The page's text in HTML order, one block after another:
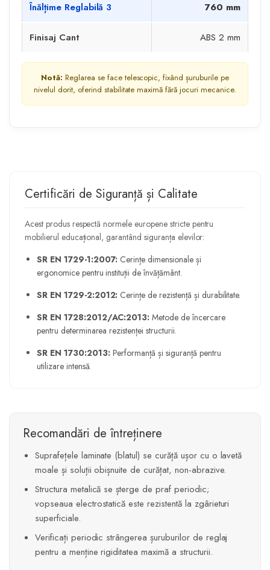
Înălțime Reglabilă 3 760 mm
Finisaj Cant ABS 2 mm
Notă: Reglarea se face telescopic, fixând șuruburile pe
nivelul dorit, oferind stabilitate maximă fără jocuri mecanice.
Certificări de Siguranță și Calitate
Acest produs respectă normele europene stricte pentru
mobilierul educațional, garantând siguranța elevilor:
SR EN 1729-1:2007: Cerințe dimensionale și
ergonomice pentru instituții de învățământ.
SR EN 1729-2:2012: Cerințe de rezistență și durabilitate.
SR EN 1728:2012/AC:2013: Metode de încercare
pentru determinarea rezistenței structurii.
SR EN 1730:2013: Performanță și siguranță pentru
utilizare intensă.
Recomandări de întreținere
Suprafețele laminate (blatul) se curăță ușor cu o lavetă
moale și soluții obișnuite de curățat, non-abrazive.
Structura metalică se șterge de praf periodic;
vopseaua electrostatică este rezistentă la zgârieturi
superficiale.
Verificați periodic strângerea șuruburilor de reglaj
pentru a menține rigiditatea maximă a structurii.